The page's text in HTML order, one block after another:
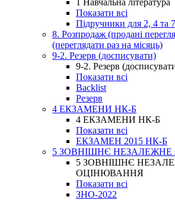
1 Навчальна література
Показати всі
Підручники для 2, 4 та
8. Розпродаж (продані
(переглядати раз на місяць)
9-2. Резерв (досписувати)
9-2. Резерв
Показати всі
Backlist
Резерв
4 ЕКЗАМЕНИ НК-Б
4 ЕКЗАМЕНИ НК-Б
Показати всі
ЕКЗАМЕН 2015 НК-Б
5 ЗОВНІШНЄ
5 ЗОВНІШНЄ
ОЦІНЮВАННЯ
Показати всі
ЗНО-2022